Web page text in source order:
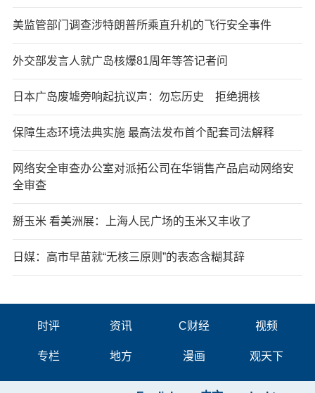
美监管部门调查涉特朗普所乘直升机的飞行安全事件
外交部发言人就广岛核爆81周年等答记者问
日本广岛废墟旁响起抗议声：勿忘历史 拒绝拥核
保障生态环境法典实施 最高法发布首个配套司法解释
网络安全审查办公室对派拓公司在华销售产品启动网络安
全审查
掰玉米 看美洲展：上海人民广场的玉米又丰收了
日媒：高市早苗就“无核三原则”的表态含糊其辞
时评 资讯 C财经 视频
专栏 地方 漫画 观天下